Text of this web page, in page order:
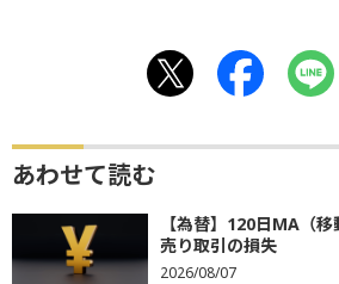
あわせて読む
【為替】120日MA（
売り取引の損失
2026/08/07